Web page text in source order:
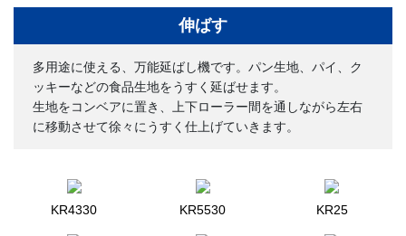
伸ばす
多用途に使える、万能延ばし機です。パン生地、パイ、ク
ッキーなどの食品生地をうすく延ばせます。
生地をコンベアに置き、上下ローラー間を通しながら左右
に移動させて徐々にうすく仕上げていきます。
KR4330 KR5530 KR25